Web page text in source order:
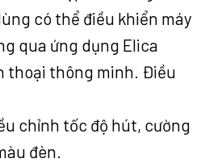
có thể điều khiển máy
qua ứng dụng Elica
thoại thông minh. Điều
chỉnh tốc độ hút, cường
đèn.